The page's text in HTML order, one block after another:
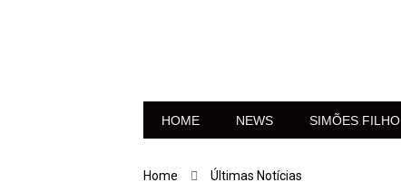
HOME NEWS SIMÕES FILHO
Home Últimas Notícias